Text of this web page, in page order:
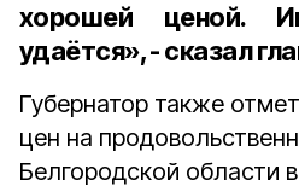
хорошей ценой.
удаётся», - сказал
Губернатор также
цен на
Белгородской области